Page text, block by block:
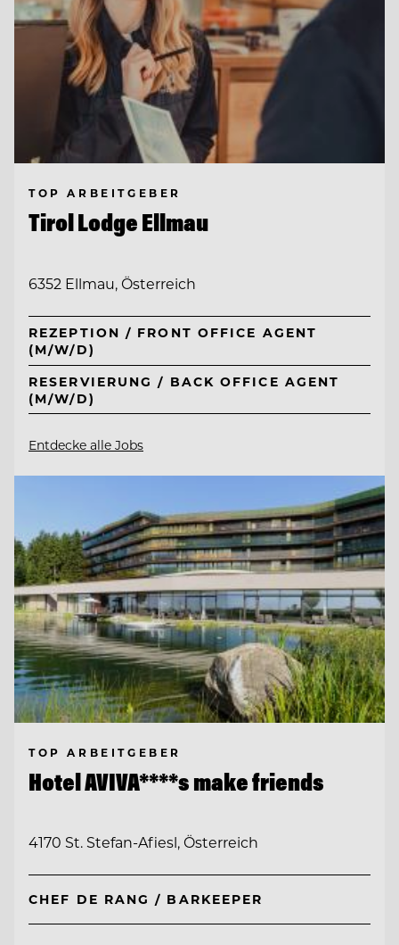
TOP ARBEITGEBER
Tirol Lodge Ellmau
6352 Ellmau, Österreich
REZEPTION / FRONT OFFICE AGENT
(M/W/D)
RESERVIERUNG / BACK OFFICE AGENT
(M/W/D)
Entdecke alle Jobs
TOP ARBEITGEBER
Hotel AVIVA****s make friends
4170 St. Stefan-Afiesl, Österreich
CHEF DE RANG / BARKEEPER